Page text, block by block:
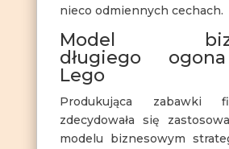
nieco odmiennych cechach.
Model
długiego
Lego
Produkująca zabawki
zdecydowała się
modelu biznesowym